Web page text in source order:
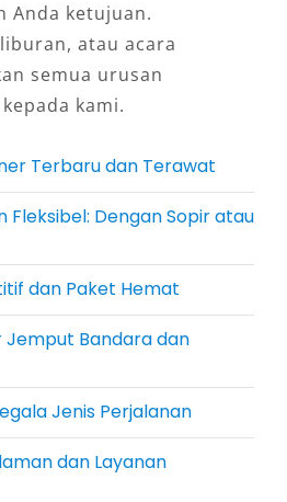
Sewa dengan Sopir
menjadi daya tarik utama
Magelang. Pelanggan
rental Fortuner Magelang
pribadi, atau
untuk perjalanan
aman. Pilihan ini sangat
luar kota atau wisatawan
dengan rute lokal.
Aktivitas Bisnis
Fortuner sangat cocok
Anda ketujuan.
atau acara
semua urusan
kami.
Terbaru dan Terawat
Fleksibel: Dengan Sopir atau
dan Paket Hemat
Jemput Bandara dan
Jenis Perjalanan
dan Layanan